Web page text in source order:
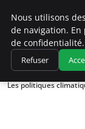
Accueil
Politique
Les politiques
Nous utilisons
de navigation.
de confidentialité.
Refuser